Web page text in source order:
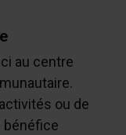
au centre
ou de
bénéfice